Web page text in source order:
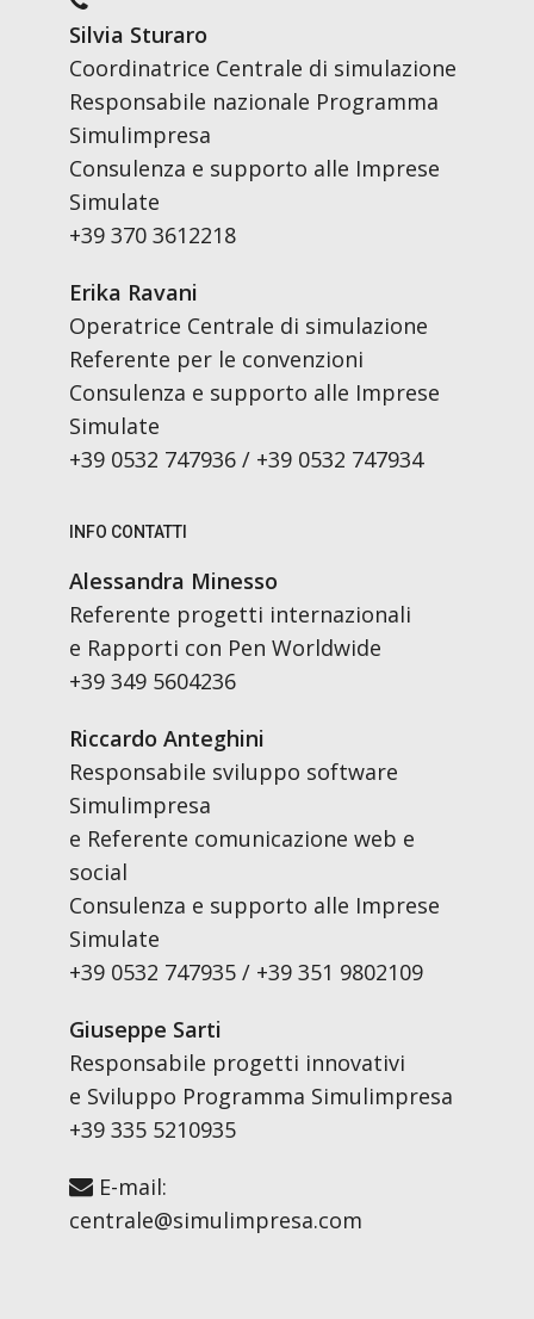
Silvia Sturaro
Coordinatrice Centrale di simulazione
Responsabile nazionale Programma
Simulimpresa
Consulenza e supporto alle Imprese
Simulate
+39 370 3612218
Erika Ravani
Operatrice Centrale di simulazione
Referente per le convenzioni
Consulenza e supporto alle Imprese
Simulate
+39 0532 747936 / +39 0532 747934
INFO CONTATTI
Alessandra Minesso
Referente progetti internazionali
e Rapporti con Pen Worldwide
+39 349 5604236
Riccardo Anteghini
Responsabile sviluppo software
Simulimpresa
e Referente comunicazione web e
social
Consulenza e supporto alle Imprese
Simulate
+39 0532 747935 / +39 351 9802109
Giuseppe Sarti
Responsabile progetti innovativi
e Sviluppo Programma Simulimpresa
+39 335 5210935
E-mail:
centrale@simulimpresa.com